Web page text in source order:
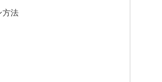
方法